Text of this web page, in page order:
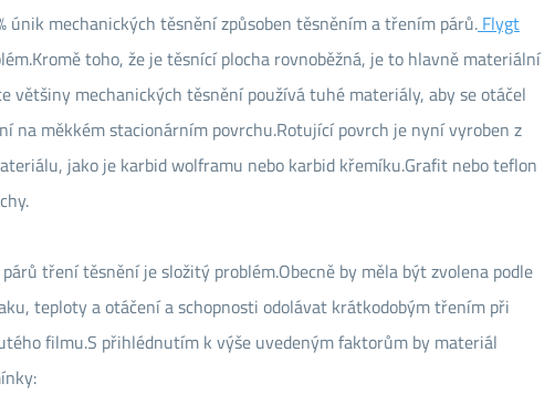
Náhradní díly pro těsnění
Náhradní díly pečeti
Náhradní díly těsnění
únik mechanických těsnění způsoben těsněním a třením párů. Flygt
toho, že je těsnící plocha rovnoběžná, je to hlavně materiální
většiny mechanických těsnění používá tuhé materiály, aby se otáčel
na měkkém stacionárním povrchu.Rotující povrch je nyní vyroben z
jako je karbid wolframu nebo karbid křemíku.Grafit nebo teflon
tření těsnění je složitý problém.Obecně by měla být zvolena podle
teploty a otáčení a schopnosti odolávat krátkodobým třením při
filmu.S přihlédnutím k výše uvedeným faktorům by materiál